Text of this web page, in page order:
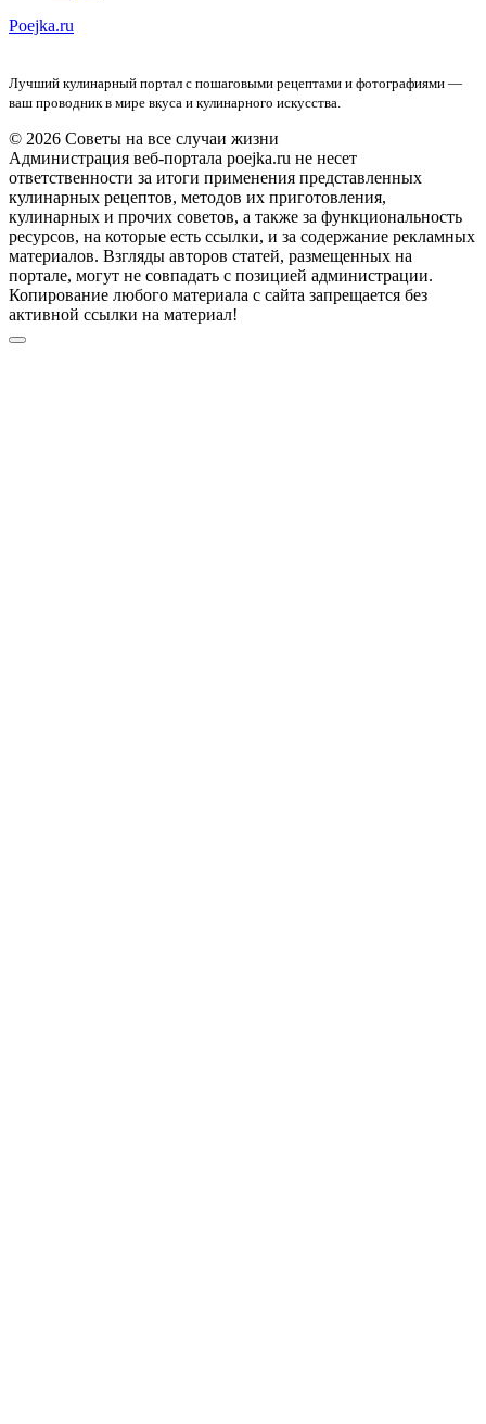
Poejka.ru
Лучший кулинарный портал с пошаговыми рецептами и фотографиями —
ваш проводник в мире вкуса и кулинарного искусства.
© 2026 Советы на все случаи жизни
Администрация веб-портала poejka.ru не несет
ответственности за итоги применения представленных
кулинарных рецептов, методов их приготовления,
кулинарных и прочих советов, а также за функциональность
ресурсов, на которые есть ссылки, и за содержание рекламных
материалов. Взгляды авторов статей, размещенных на
портале, могут не совпадать с позицией администрации.
Копирование любого материала с сайта запрещается без
активной ссылки на материал!